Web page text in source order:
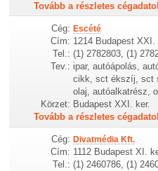
Tovább a részletes
Cég: Escété
Cím: 1214 Budapest
Tel.: (1) 2782803, (1)
Tev.: ipar, autóápolás,
cikk, sct ékszíj, sct
olaj, autóalkatrész,
Körzet: Budapest XXI. ker.
Tovább a részletes
Cég: Divatmédia Kft.
Cím: 1112 Budapest XI.
Tel.: (1) 2460786, (1)